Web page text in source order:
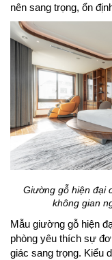
nên sang trọng, ổn
Giường gỗ hiện đại
không gian
Mẫu giường gỗ hiện
phòng yêu thích sự
giác sang trọng. Kiểu